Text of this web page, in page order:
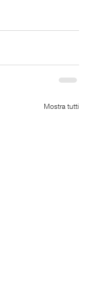
Mostra tutti